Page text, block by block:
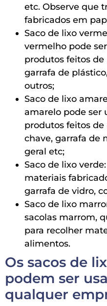
etc. Observe que
fabricados em
Saco de lixo
vermelho pode
produtos feitos de
garrafa de
outros;
Saco de lixo
amarelo pode ser
produtos feitos
chave, garrafa de
geral etc;
Saco de lixo
materiais
garrafa de vidro,
Saco de lixo
sacolas marrom,
para recolher
alimentos.
Os sacos de
podem ser
qualquer